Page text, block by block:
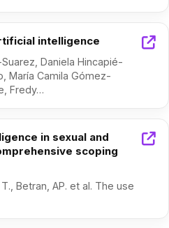
intelligence
Daniela Hincapié-
María Camila Gómez-
Fredy…
in sexual and
scoping
Betran, AP. et al. The use